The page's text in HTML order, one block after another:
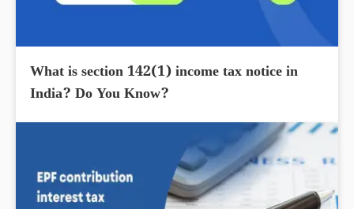
What is section 142(1) income tax notice in
India? Do You Know?